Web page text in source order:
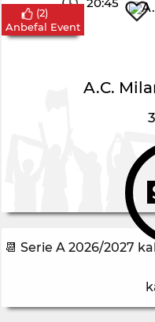
A.C.
(2)
Anbefal Event
📆 Serie A 2026/2027